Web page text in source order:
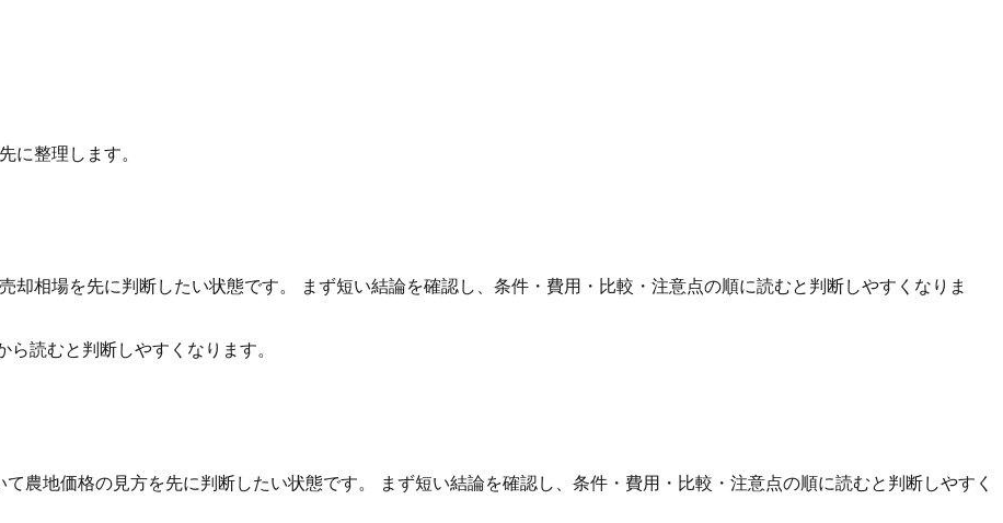
に整理します。
却相場を先に判断したい状態です。 まず短い結論を確認し、条件・費用・比較・注意点の順に読むと判断しやすくなりま
読むと判断しやすくなります。
農地価格の見方を先に判断したい状態です。 まず短い結論を確認し、条件・費用・比較・注意点の順に読むと判断しやすく